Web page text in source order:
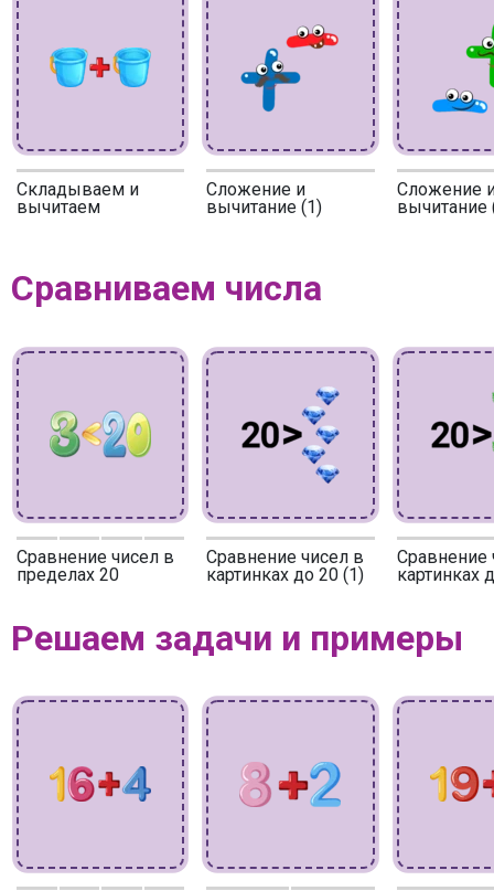
Складываем и
вычитаем
Сложение и
вычитание (1)
Сложение
вычитание
Сравниваем числа
Сравнение чисел в
пределах 20
Сравнение чисел в
картинках до 20 (1)
Сравнение
картинках
Решаем задачи и примеры